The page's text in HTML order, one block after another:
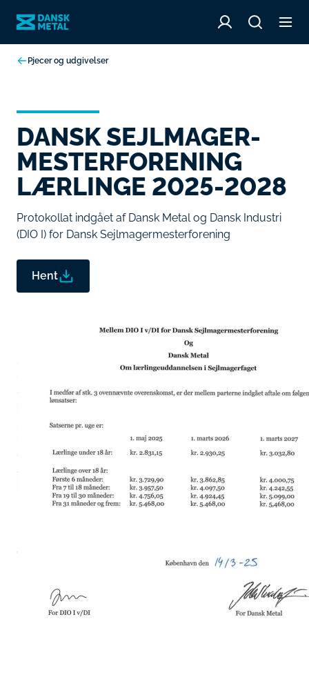
Pjecer og udgivelser
DANSK SEJLMAGER­
MESTERFORENING
LÆRLINGE 2025-2028
Protokollat indgået af Dansk Metal og Dansk Industri
(DIO I) for Dansk Sejlmagermesterforening
Hent